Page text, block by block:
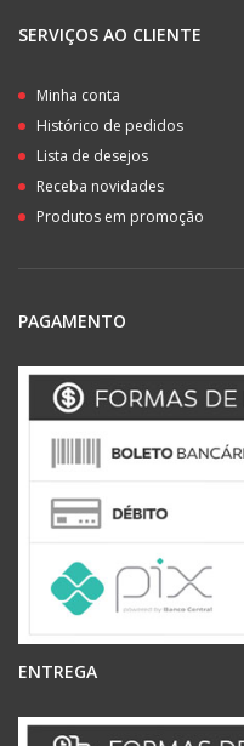
SERVIÇOS AO CLIENTE
Minha conta
Histórico de pedidos
Lista de desejos
Receba novidades
Produtos em promoção
PAGAMENTO
ENTREGA